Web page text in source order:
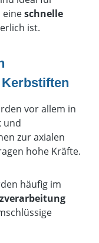
eineschnelle
ist.
vor allem in
und
zur axialen
hohe Kräfte.
häufig im